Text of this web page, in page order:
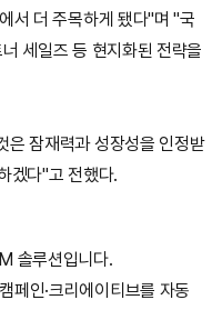
서 더 주목하게 됐다"며 "국
세일즈 등 현지화된 전략을
은 잠재력과 성장성을 인정받
겠다"고 전했다.
솔루션입니다.
페인·크리에이티브를 자동